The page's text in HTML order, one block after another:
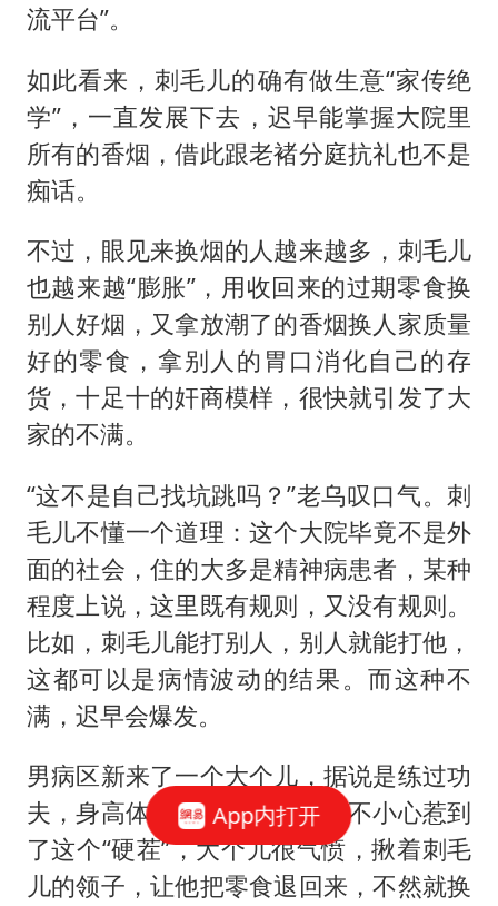
流平台”。
如此看来，刺毛儿的确有做生意“家传绝
学”，一直发展下去，迟早能掌握大院里
所有的香烟，借此跟老褚分庭抗礼也不是
痴话。
不过，眼见来换烟的人越来越多，刺毛儿
也越来越“膨胀”，用收回来的过期零食换
别人好烟，又拿放潮了的香烟换人家质量
好的零食，拿别人的胃口消化自己的存
货，十足十的奸商模样，很快就引发了大
家的不满。
“这不是自己找坑跳吗？”老乌叹口气。刺
毛儿不懂一个道理：这个大院毕竟不是外
面的社会，住的大多是精神病患者，某种
程度上说，这里既有规则，又没有规则。
比如，刺毛儿能打别人，别人就能打他，
这都可以是病情波动的结果。而这种不
满，迟早会爆发。
男病区新来了一个大个儿，据说是练过功
夫，身高体壮。一天，刺毛儿不小心惹到
了这个“硬茬”，大个儿很气愤，揪着刺毛
儿的领子，让他把零食退回来，不然就换
App内打开